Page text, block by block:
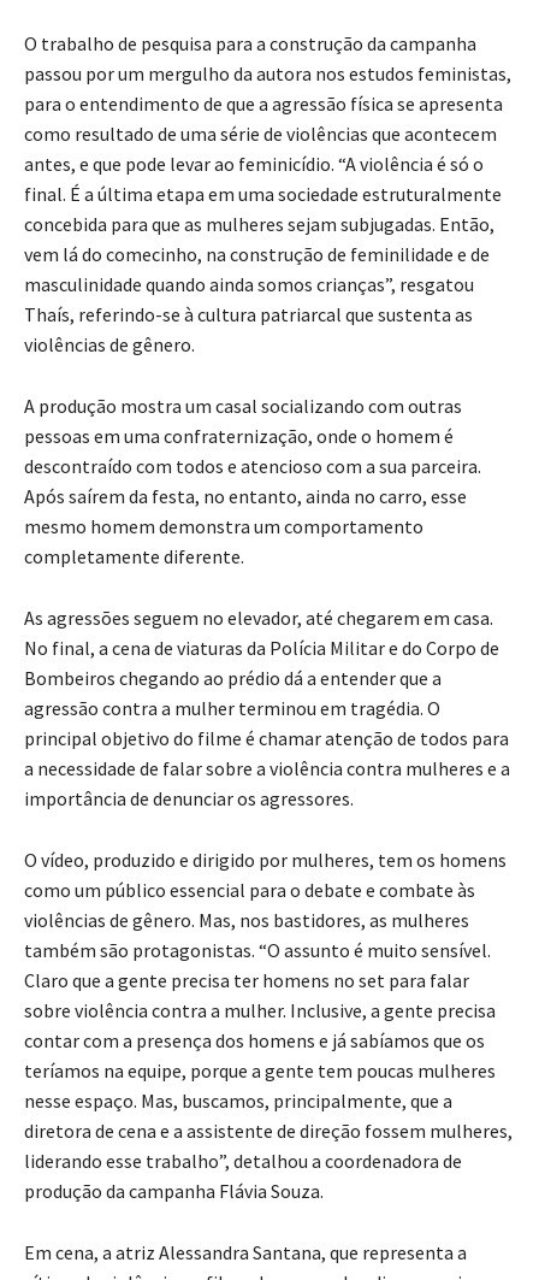
O trabalho de pesquisa para a construção da campanha
passou por um mergulho da autora nos estudos feministas,
para o entendimento de que a agressão física se apresenta
como resultado de uma série de violências que acontecem
antes, e que pode levar ao feminicídio. “A violência é só o
final. É a última etapa em uma sociedade estruturalmente
concebida para que as mulheres sejam subjugadas. Então,
vem lá do comecinho, na construção de feminilidade e de
masculinidade quando ainda somos crianças”, resgatou
Thaís, referindo-se à cultura patriarcal que sustenta as
violências de gênero.
A produção mostra um casal socializando com outras
pessoas em uma confraternização, onde o homem é
descontraído com todos e atencioso com a sua parceira.
Após saírem da festa, no entanto, ainda no carro, esse
mesmo homem demonstra um comportamento
completamente diferente.
As agressões seguem no elevador, até chegarem em casa.
No final, a cena de viaturas da Polícia Militar e do Corpo de
Bombeiros chegando ao prédio dá a entender que a
agressão contra a mulher terminou em tragédia. O
principal objetivo do filme é chamar atenção de todos para
a necessidade de falar sobre a violência contra mulheres e a
importância de denunciar os agressores.
O vídeo, produzido e dirigido por mulheres, tem os homens
como um público essencial para o debate e combate às
violências de gênero. Mas, nos bastidores, as mulheres
também são protagonistas. “O assunto é muito sensível.
Claro que a gente precisa ter homens no set para falar
sobre violência contra a mulher. Inclusive, a gente precisa
contar com a presença dos homens e já sabíamos que os
teríamos na equipe, porque a gente tem poucas mulheres
nesse espaço. Mas, buscamos, principalmente, que a
diretora de cena e a assistente de direção fossem mulheres,
liderando esse trabalho”, detalhou a coordenadora de
produção da campanha Flávia Souza.
Em cena, a atriz Alessandra Santana, que representa a